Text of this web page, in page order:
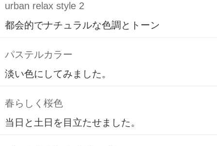
urban relax style 2
都会的でナチュラルな色調とトーン
パステルカラー
淡い色にしてみました。
春らしく桜色
当日と土日を目立たせました。